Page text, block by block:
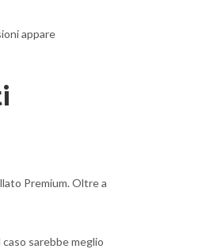
appare
Premium. Oltre a
sarebbe meglio